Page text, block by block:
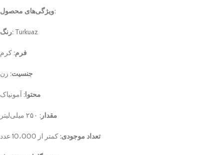
ویژگی‌های محصول:
رنگ: Turkuaz
فرم: کرم
جنسیت: زن
محتوا: آمونیاک
مقدار:
تعداد موجودی: کمتر از 10،000 عدد